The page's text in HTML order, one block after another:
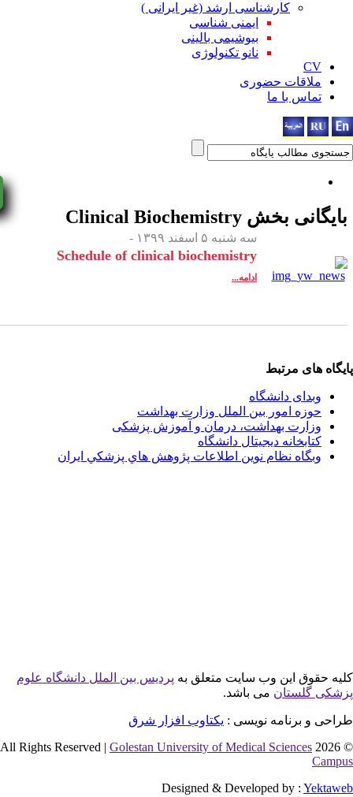
کارشناسی ارشد (غیر ایرانی )
ایمنی شناسی
بیوشیمی بالینی
نانو تکنولوژی
حضوری
با ما
بخشClinical Biochemistry
سه شنبه ۵ اسفند ۱۳۹۹ -
Schedule of clinical biochemistry
ادامه...
مرتبط
دانشگاه
امور بین الملل وزارت بهداشت
بهداشت، درمان و آموزش پزشکی
دیجیتال دانشگاه
نظام نوين اطلاعات پژوهش هاي پزشكي ايران
این وب سایت متعلق بهپردیس بین الملل دانشگاه علوم
می باشد.
برنامه نویسی :یکتاوب افزار شرق
Golestan University of Medical Sciences
Designed & Developed by :